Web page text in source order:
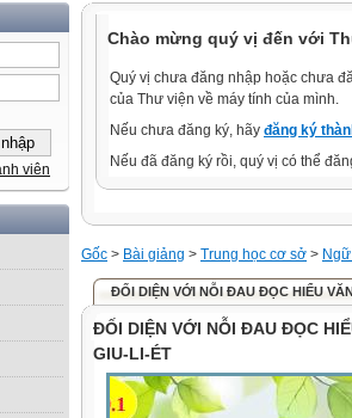
viên
Chào mừng quý vị đến với
Quý vị chưa đăng nhập hoặc chưa
của Thư viện về máy tính của mình.
Nếu chưa đăng ký, hãy đăng ký
Nếu đã đăng ký rồi, quý vị có thể
Gốc > Bài giảng > Trung học cơ sở >
ĐỐI DIỆN VỚI NỖI ĐAU ĐỌC HIỂU
ĐỐI DIỆN VỚI NỖI ĐAU ĐỌC
GIU-LI-ÉT